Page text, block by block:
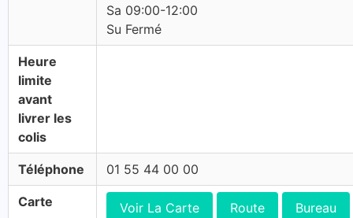
Sa 09:00-12:00
Su Fermé
Heure
limite
avant
livrer les
colis
Téléphone 01 55 44 00 00
Carte Voir La Carte Route Bureau